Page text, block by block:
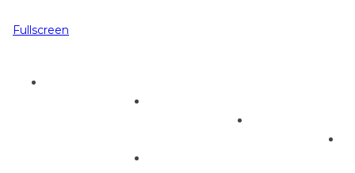
Fullscreen